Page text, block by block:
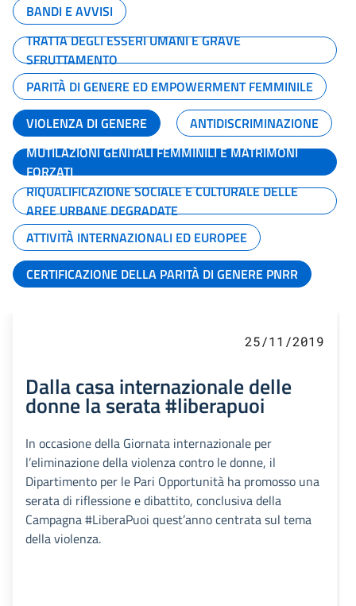
BANDI E AVVISI
TRATTA DEGLI ESSERI UMANI E GRAVE
SFRUTTAMENTO
PARITÀ DI GENERE ED EMPOWERMENT FEMMINILE
VIOLENZA DI GENERE
ANTIDISCRIMINAZIONE
MUTILAZIONI GENITALI FEMMINILI E MATRIMONI
FORZATI
RIQUALIFICAZIONE SOCIALE E CULTURALE DELLE
AREE URBANE DEGRADATE
ATTIVITÀ INTERNAZIONALI ED EUROPEE
CERTIFICAZIONE DELLA PARITÀ DI GENERE PNRR
25/11/2019
Dalla casa internazionale delle
donne la serata #liberapuoi
In occasione della Giornata internazionale per
l’eliminazione della violenza contro le donne, il
Dipartimento per le Pari Opportunità ha promosso una
serata di riflessione e dibattito, conclusiva della
Campagna #LiberaPuoi quest’anno centrata sul tema
della violenza.